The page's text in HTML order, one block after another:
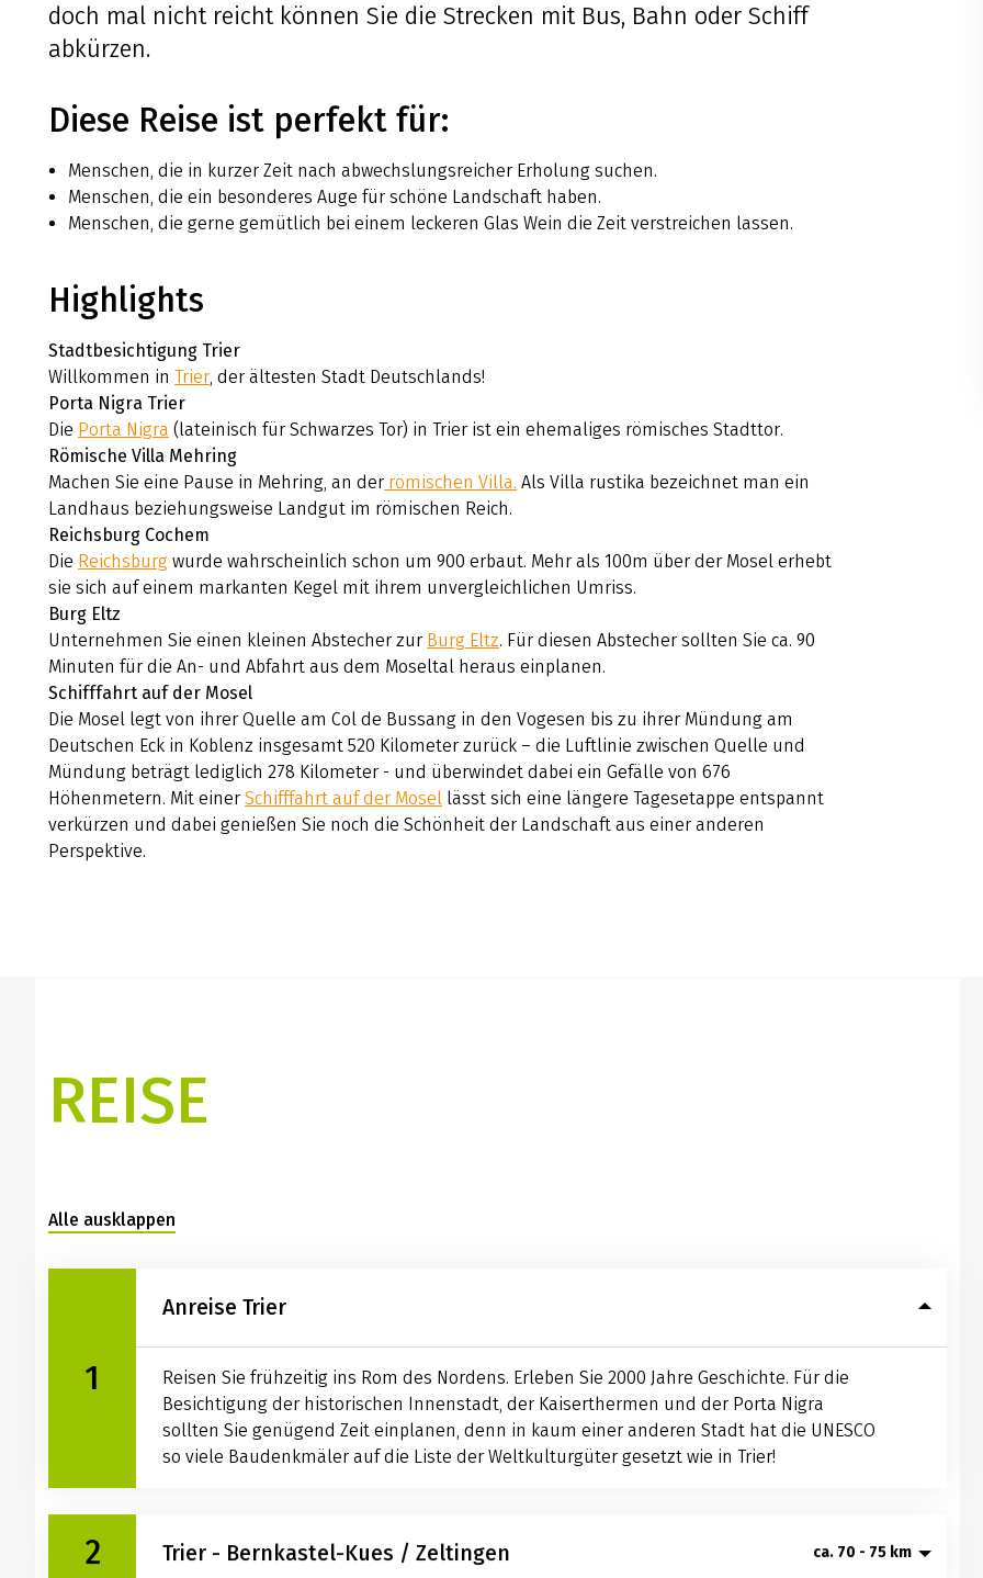
doch mal nicht reicht können Sie die Strecken mit Bus, Bahn oder Schiff
abkürzen.
Diese Reise ist perfekt für:
Menschen, die in kurzer Zeit nach abwechslungsreicher Erholung suchen.
Menschen, die ein besonderes Auge für schöne Landschaft haben.
Menschen, die gerne gemütlich bei einem leckeren Glas Wein die Zeit verstreichen lassen.
Highlights
Stadtbesichtigung Trier
Willkommen inTrier , der ältesten Stadt Deutschlands!
Porta Nigra Trier
Die Porta Nigra (lateinisch für Schwarzes Tor) in Trier ist ein ehemaliges römisches Stadttor.
Römische Villa Mehring
Machen Sie eine Pause in Mehring, an der römischen Villa. Als Villa rustika bezeichnet man ein
Landhaus beziehungsweise Landgut im römischen Reich.
Reichsburg Cochem
Die Reichsburg wurde wahrscheinlich schon um 900 erbaut. Mehr als 100m über der Mosel erhebt
sie sich auf einem markanten Kegel mit ihrem unvergleichlichen Umriss.
Burg Eltz
Unternehmen Sie einen kleinen Abstecher zur Burg Eltz. Für diesen Abstecher sollten Sie ca. 90
Minuten für die An- und Abfahrt aus dem Moseltal heraus einplanen.
Schifffahrt auf der Mosel
Die Mosel legt von ihrer Quelle am Col de Bussang in den Vogesen bis zu ihrer Mündung am
Deutschen Eck in Koblenz insgesamt 520 Kilometer zurück – die Luftlinie zwischen Quelle und
Mündung beträgt lediglich 278 Kilometer - und überwindet dabei ein Gefälle von 676
Höhenmetern. Mit einerSchifffahrt auf der Mosel lässt sich eine längere Tagesetappe entspannt
verkürzen und dabei genießen Sie noch die Schönheit der Landschaft aus einer anderen
Perspektive.
REISE
Alle ausklappen
1
Anreise Trier
Reisen Sie frühzeitig ins Rom des Nordens. Erleben Sie 2000 Jahre Geschichte. Für die
Besichtigung der historischen Innenstadt, der Kaiserthermen und der Porta Nigra
sollten Sie genügend Zeit einplanen, denn in kaum einer anderen Stadt hat die UNESCO
so viele Baudenkmäler auf die Liste der Weltkulturgüter gesetzt wie in Trier!
2 Trier - Bernkastel-Kues / Zeltingen ca. 70 - 75 km